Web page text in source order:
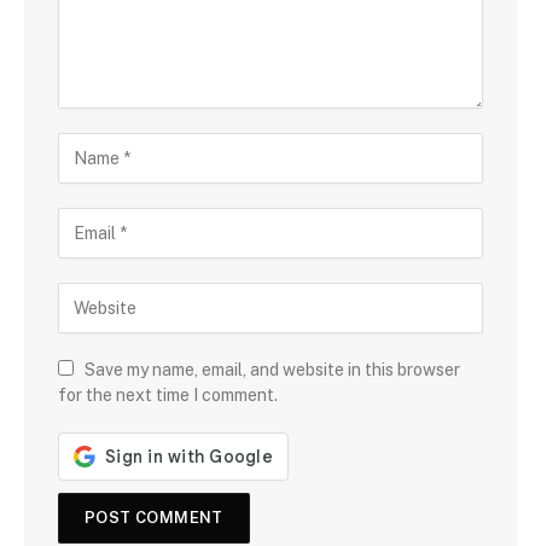
Save my name, email, and website in this browser
for the next time I comment.